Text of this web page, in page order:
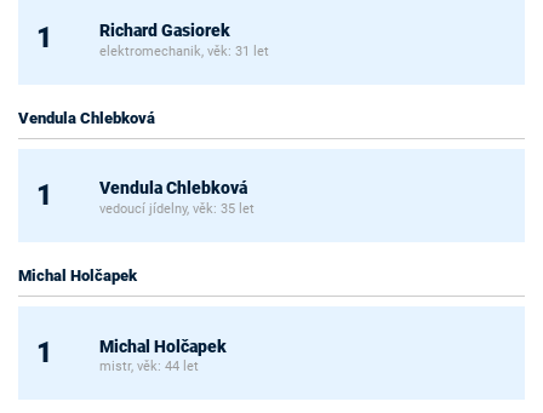
1 Richard Gasiorek
elektromechanik, věk: 31 let
Vendula Chlebková
1 Vendula Chlebková
vedoucí jídelny, věk: 35 let
Michal Holčapek
1 Michal Holčapek
mistr, věk: 44 let